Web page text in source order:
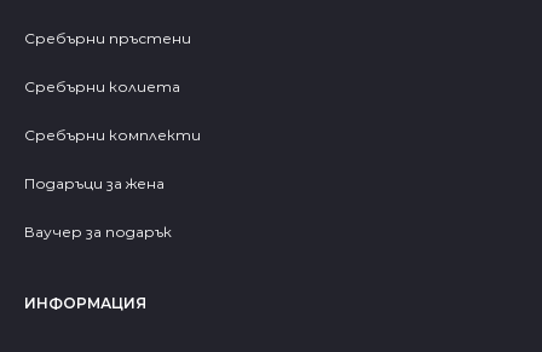
Сребърни пръстени
Сребърни колиета
Сребърни комплекти
Подаръци за жена
Ваучер за подарък
ИНФОРМАЦИЯ